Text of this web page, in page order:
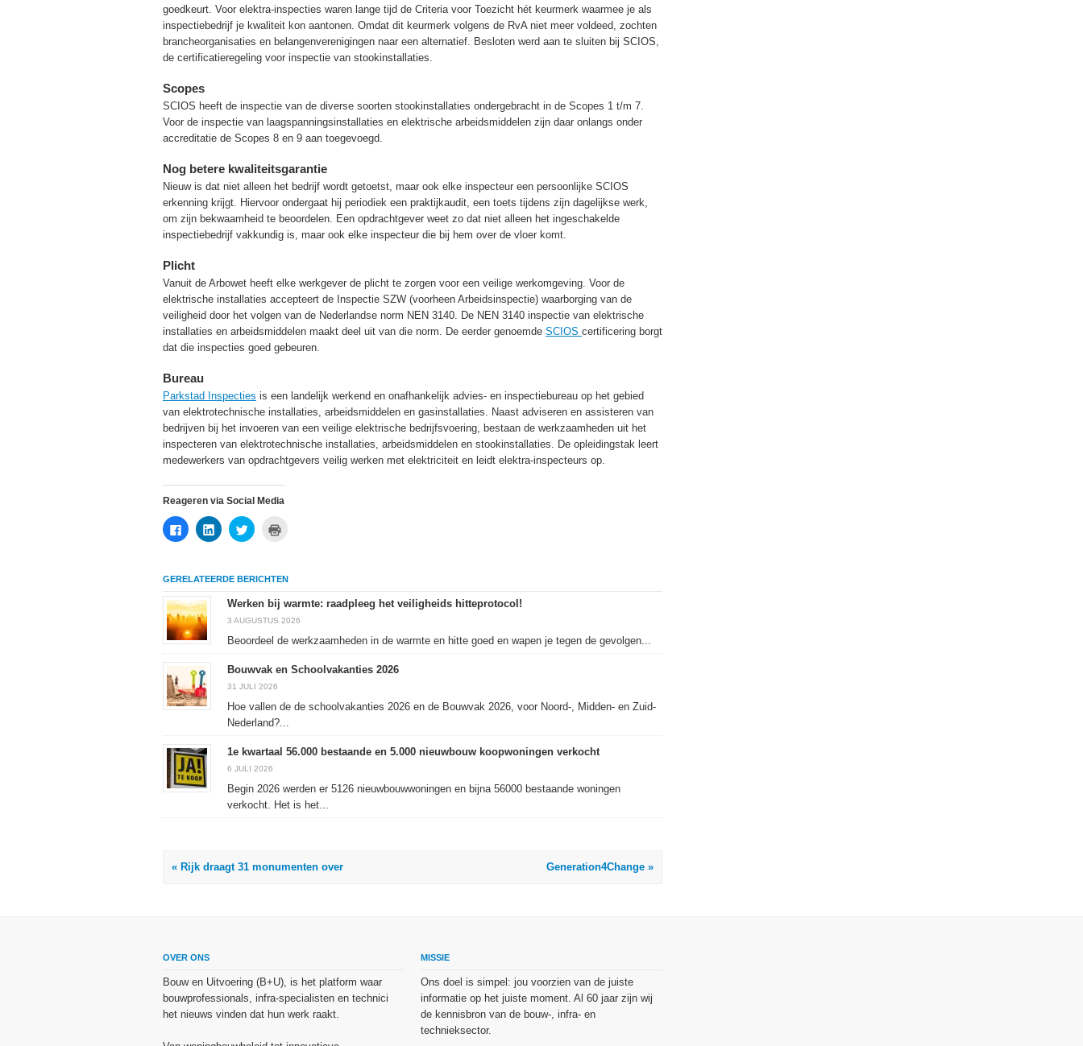
goedkeurt. Voor elektra-inspecties waren lange tijd de Criteria voor Toezicht hét keurmerk waarmee je als
inspectiebedrijf je kwaliteit kon aantonen. Omdat dit keurmerk volgens de RvA niet meer voldeed, zochten
brancheorganisaties en belangenverenigingen naar een alternatief. Besloten werd aan te sluiten bij SCIOS,
de certificatieregeling voor inspectie van stookinstallaties.
Scopes
SCIOS heeft de inspectie van de diverse soorten stookinstallaties ondergebracht in de Scopes 1 t/m 7.
Voor de inspectie van laagspanningsinstallaties en elektrische arbeidsmiddelen zijn daar onlangs onder
accreditatie de Scopes 8 en 9 aan toegevoegd.
Nog betere kwaliteitsgarantie
Nieuw is dat niet alleen het bedrijf wordt getoetst, maar ook elke inspecteur een persoonlijke SCIOS
erkenning krijgt. Hiervoor ondergaat hij periodiek een praktijkaudit, een toets tijdens zijn dagelijkse werk,
om zijn bekwaamheid te beoordelen. Een opdrachtgever weet zo dat niet alleen het ingeschakelde
inspectiebedrijf vakkundig is, maar ook elke inspecteur die bij hem over de vloer komt.
Plicht
Vanuit de Arbowet heeft elke werkgever de plicht te zorgen voor een veilige werkomgeving. Voor de
elektrische installaties accepteert de Inspectie SZW (voorheen Arbeidsinspectie) waarborging van de
veiligheid door het volgen van de Nederlandse norm NEN 3140. De NEN 3140 inspectie van elektrische
installaties en arbeidsmiddelen maakt deel uit van die norm. De eerder genoemde SCIOS certificering borgt
dat die inspecties goed gebeuren.
Bureau
Parkstad Inspecties is een landelijk werkend en onafhankelijk advies- en inspectiebureau op het gebied
van elektrotechnische installaties, arbeidsmiddelen en gasinstallaties. Naast adviseren en assisteren van
bedrijven bij het invoeren van een veilige elektrische bedrijfsvoering, bestaan de werkzaamheden uit het
inspecteren van elektrotechnische installaties, arbeidsmiddelen en stookinstallaties. De opleidingstak leert
medewerkers van opdrachtgevers veilig werken met elektriciteit en leidt elektra-inspecteurs op.
Reageren via Social Media
Klik
om
Facebook
(Wordt
een
nieuw
venster
geopend)
Klik
om
delen
(Wordt
een
venster
Klik
om
Twitter
(Wordt
een
venster
(Wordt
in
nieuw
geopend)
GERELATEERDE BERICHTEN
Werken bij warmte: raadpleeg het veiligheids hitteprotocol!
3 AUGUSTUS 2026
Beoordeel de werkzaamheden in de warmte en hitte goed en wapen je tegen de gevolgen...
Bouwvak en Schoolvakanties 2026
31 JULI 2026
Hoe vallen de de schoolvakanties 2026 en de Bouwvak 2026, voor Noord-, Midden- en Zuid-
Nederland?...
1e kwartaal 56.000 bestaande en 5.000 nieuwbouw koopwoningen verkocht
6 JULI 2026
Begin 2026 werden er 5126 nieuwbouwwoningen en bijna 56000 bestaande woningen
verkocht. Het is het...
« Rijk draagt 31 monumenten over Generation4Change »
OVER ONS
Bouw en Uitvoering (B+U), is het platform waar
bouwprofessionals, infra-specialisten en technici
het nieuws vinden dat hun werk raakt.
MISSIE
Ons doel is simpel: jou voorzien van de juiste
informatie op het juiste moment. Al 60 jaar zijn wij
de kennisbron van de bouw-, infra- en
technieksector.